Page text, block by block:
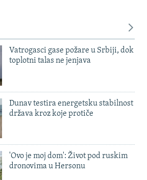
Vatrogasci gase požare u Srbiji, dok
toplotni talas ne jenjava
Dunav testira energetsku stabilnost
država kroz koje protiče
'Ovo je moj dom': Život pod ruskim
dronovima u Hersonu